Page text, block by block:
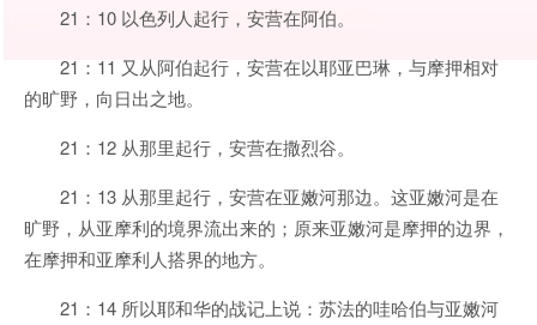
21：10 以色列人起行，安营在阿伯。
21：11 又从阿伯起行，安营在以耶亚巴琳，与摩押相对
的旷野，向日出之地。
21：12 从那里起行，安营在撒烈谷。
21：13 从那里起行，安营在亚嫩河那边。这亚嫩河是在
旷野，从亚摩利的境界流出来的；原来亚嫩河是摩押的边界，
在摩押和亚摩利人搭界的地方。
21：14 所以耶和华的战记上说：苏法的哇哈伯与亚嫩河